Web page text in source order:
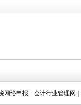
网络申报 会计行业管理网